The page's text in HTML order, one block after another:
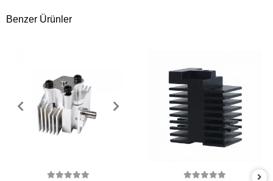
Benzer Ürünler